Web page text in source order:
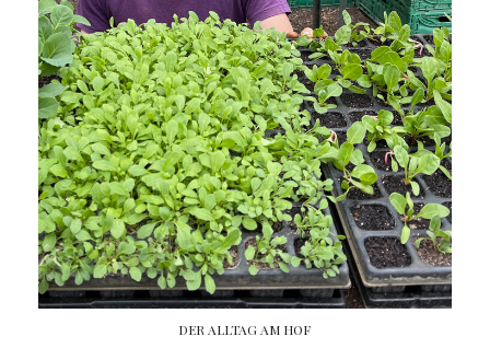
DER ALLTAG AM HOF